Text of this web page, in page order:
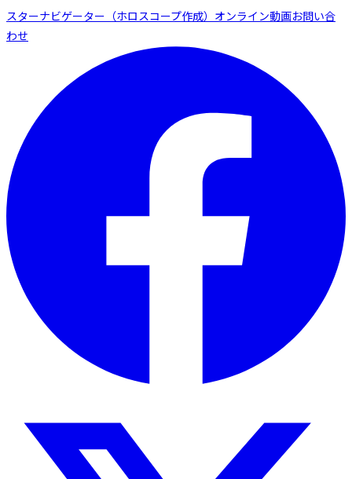
スターナビゲーター（ホロスコープ作成） オンライン動画お問い合
わせ